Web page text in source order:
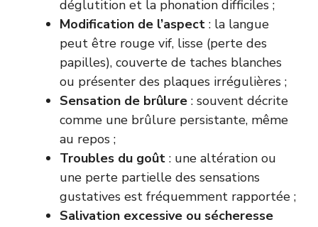
déglutition et la phonation difficiles ;
Modification de l’aspect : la langue
peut être rouge vif, lisse (perte des
papilles), couverte de taches blanches
ou présenter des plaques irrégulières ;
Sensation de brûlure : souvent décrite
comme une brûlure persistante, même
au repos ;
Troubles du goût : une altération ou
une perte partielle des sensations
gustatives est fréquemment rapportée ;
Salivation excessive ou sécheresse